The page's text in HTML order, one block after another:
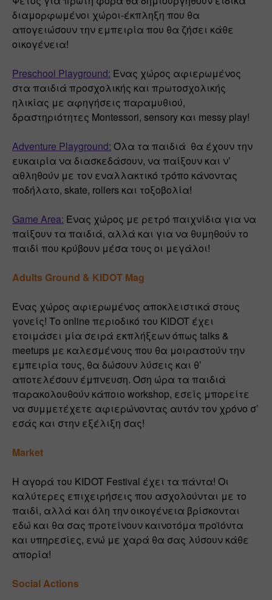
διαμορφωμένοι χώροι-έκπληξη που θα
απογειώσουν την εμπειρία που θα ζήσει κάθε
οικογένεια!
Preschool Playground: Ένας χώρος αφιερωμένος
στα παιδιά προσχολικής και πρωτοσχολικής
ηλικίας με αφηγήσεις παραμυθιού,
δραστηριότητες Montessori, sensory και messy play!
Adventure Playground: Όλα τα παιδιά  θα έχουν την
ευκαιρία να διασκεδάσουν, να παίξουν και ν’
αθληθούν με τον εναλλακτικό τρόπο κάνοντας
ποδήλατο, skate, rollers και τοξοβολία!
Game Area: Ένας χώρος με ρετρό παιχνίδια για να
παίξουν τα παιδιά, αλλά και για να θυμηθούν το
παιδί που κρύβουν μέσα τους οι μεγάλοι!
Adults Ground & KIDOT Mag
Ένας χώρος αφιερωμένος αποκλειστικά στους
γονείς! Το online περιοδικό του KIDOT έχει
ετοιμάσει μία σειρά εκπλήξεων όπως talks &
meetups με καλεσμένους που θα μοιραστούν την
εμπειρία τους, θα δώσουν λύσεις και θ’
αποτελέσουν έμπνευση. Όση ώρα τα παιδιά
παρακολουθούν κάποιο workshop, εσείς μπορείτε
να συμμετέχετε αφιερώνοντας αυτόν τον χρόνο σ’
εσάς και στην εξέλιξη σας!
Market
Η αγορά του KIDOT Festival έχει τα πάντα! Οι
καλύτερες επιχειρήσεις που ασχολούνται με το
παιδί, αλλά και όλη την οικογένεια βρίσκονται
εδώ και θα σας προτείνουν καινοτόμα προϊόντα
και υπηρεσίες, ενώ με χαρά θα σας λύσουν κάθε
απορία!
Social Actions